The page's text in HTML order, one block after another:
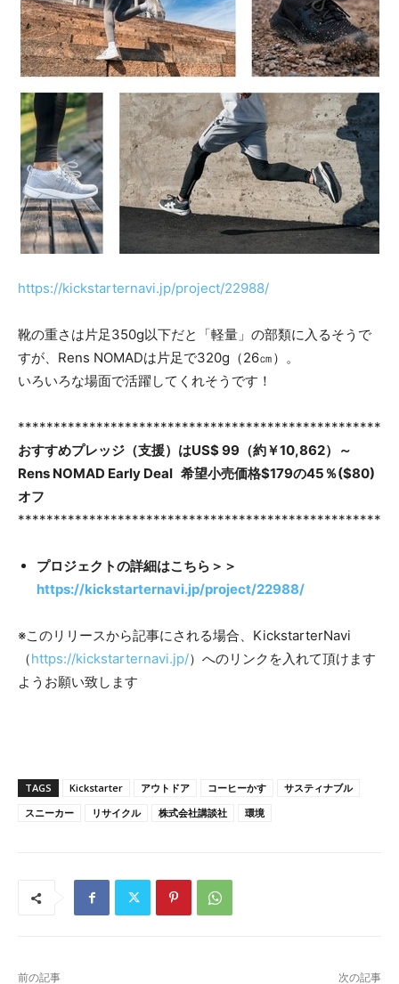
https://kickstarternavi.jp/project/22988/
靴の重さは片足350g以下だと「軽量」の部類に入るそうで
すが、Rens NOMADは片足で320g（26㎝）。
いろいろな場面で活躍してくれそうです！
***************************************************
おすすめプレッジ（支援）はUS$ 99（約￥10,862）～
Rens NOMAD Early Deal 希望小売価格$179の45％($80)
オフ
***************************************************
プロジェクトの詳細はこちら ＞ ＞
https://kickstarternavi.jp/project/22988/
※このリリースから記事にされる場合、KickstarterNavi
（https://kickstarternavi.jp/）へのリンクを入れて頂けます
ようお願い致します
TAGS Kickstarter アウトドア コーヒーかす
サスティナブル
スニーカー
リサイクル 株式会社講談社 環境
前の記事 次の記事